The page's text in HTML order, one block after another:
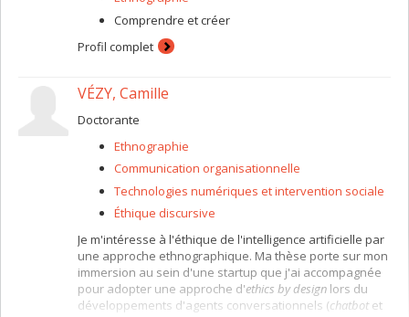
Comprendre et créer
Profil complet
VÉZY, Camille
Doctorante
Ethnographie
Communication organisationnelle
Technologies numériques et intervention sociale
Éthique discursive
Je m'intéresse à l'éthique de l'intelligence artificielle par
une approche ethnographique. Ma thèse porte sur mon
immersion au sein d'une startup que j'ai accompagnée
pour adopter une approche d'ethics by design lors du
développements d'agents conversationnels (chatbot et